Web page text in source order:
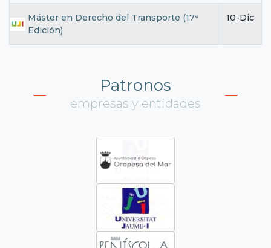
Máster en Derecho del Transporte (17ª
Edición)
10-Dic
Patronos
empresas y entidades